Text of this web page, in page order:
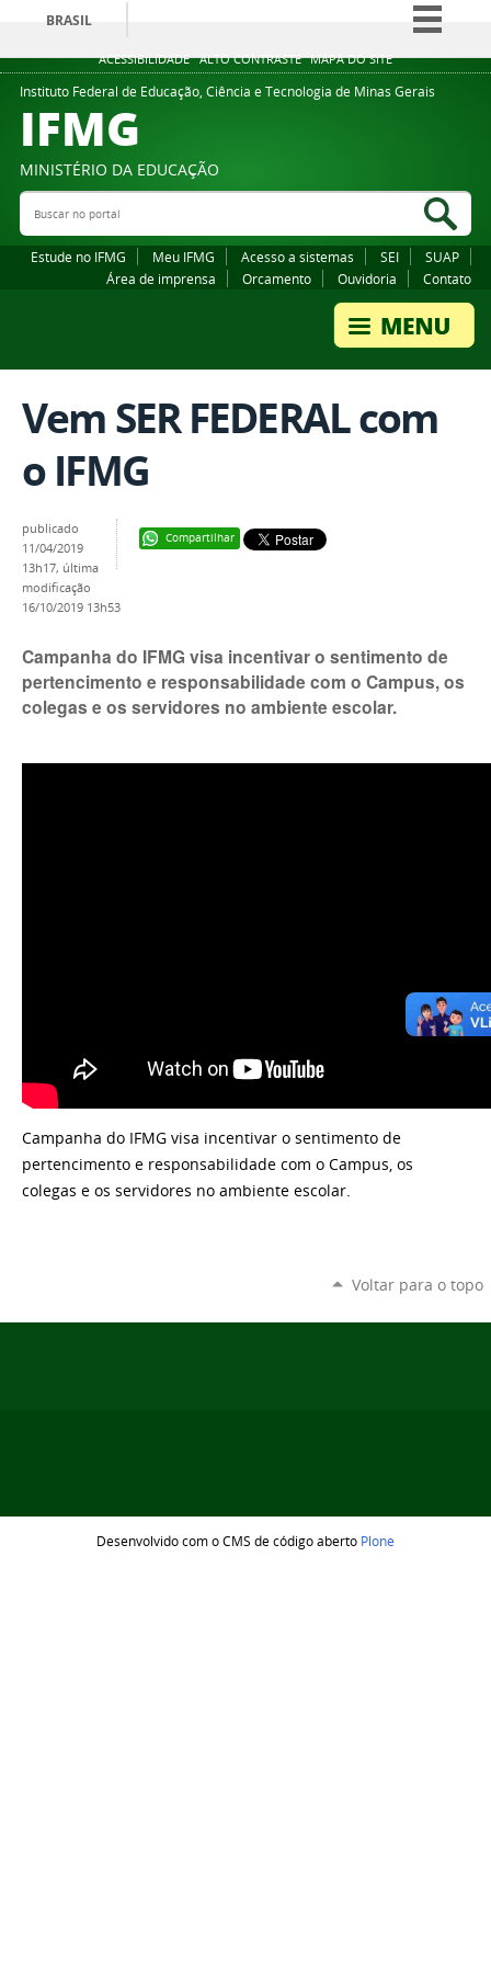
ACESSIBILIDADE ALTO CONTRASTE MAPA DO SITE
BRASIL
Simplifique!
Comunica BR
Legislação
Instituto Federal de Educação, Ciência e Tecnologia de Minas Gerais
IFMG
MINISTÉRIO DA EDUCAÇÃO
Buscar no portal
Estude no IFMG Meu IFMG Acesso a sistemas SEI
SUAP
Área de imprensa
Orcamento Ouvidoria Contato
Vem SER FEDERAL com
o IFMG
Compartilhar
publicado
11/04/2019
13h17, última
modificação
16/10/2019 13h53
Campanha do IFMG visa incentivar o sentimento de
pertencimento e responsabilidade com o Campus, os
colegas e os servidores no ambiente escolar.
Campanha do IFMG visa incentivar o sentimento de
pertencimento e responsabilidade com o Campus, os
colegas e os servidores no ambiente escolar.
Voltar para o topo
Desenvolvido com o CMS de código aberto Plone